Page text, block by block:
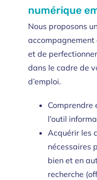
numérique
Nous proposons
accompagnement
et de
dans le cadre de
d’emploi.
Comprendre
l’outil
Acquérir les
nécessaires
bien et en
recherche